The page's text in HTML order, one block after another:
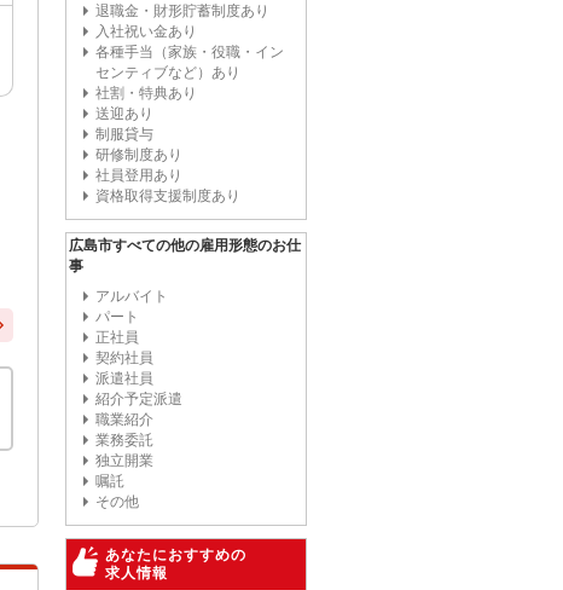
退職金・財形貯蓄制度あり
入社祝い金あり
各種手当（家族・役職・イン
センティブなど）あり
社割・特典あり
送迎あり
制服貸与
研修制度あり
社員登用あり
資格取得支援制度あり
広島市すべての他の雇用形態のお仕
事
アルバイト
パート
正社員
契約社員
派遣社員
紹介予定派遣
職業紹介
業務委託
独立開業
嘱託
その他
あなたにおすすめの
求人情報